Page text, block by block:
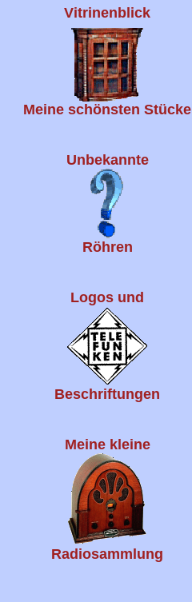
Vitrinenblick
Meine schönsten Stücke
Unbekannte
Röhren
Logos und
Beschriftungen
Meine kleine
Radiosammlung